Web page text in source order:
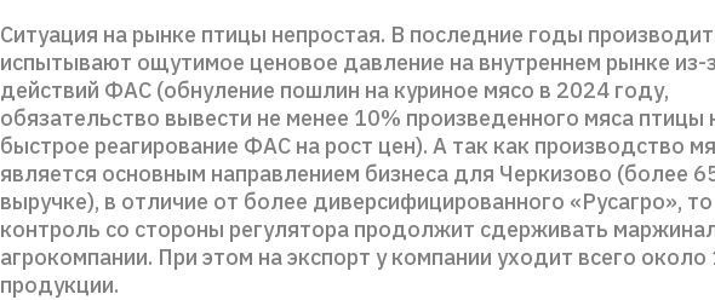
Ситуация на рынке птицы непростая. В последние годы
испытывают ощутимое ценовое давление на внутреннем рынке из-
действий ФАС (обнуление пошлин на куриное мясо в 2024 году,
обязательство вывести не менее 10% произведенного мяса птицы
быстрое реагирование ФАС на рост цен). А так как производство
является основным направлением бизнеса для Черкизово (более
выручке), в отличие от более диверсифицированного «Русагро»,
контроль со стороны регулятора продолжит сдерживать
агрокомпании. При этом на экспорт у компании уходит всего
продукции.